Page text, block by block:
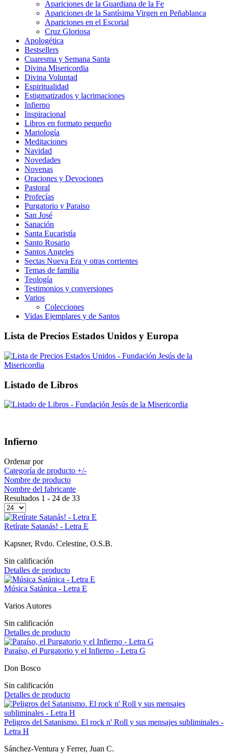
Apariciones de la Guardiana de la Fe
Apariciones de la Santísima Virgen en Peñablanca
Apariciones en el Escorial
Cruz Gloriosa
Apologética
Bestsellers
Cuaresma y Semana Santa
Divina Misericordia
Divina Voluntad
Espiritualidad
Estigmatizados y lacrimaciones
Infierno
Inspiracional
Libros en formato pequeño
Mariología
Meditaciones
Navidad
Novedades
Novenas
Oraciones y Devociones
Pastoral
Profecías
Purgatorio y Paraiso
San José
Sanación
Santa Eucaristía
Santo Rosario
Santos Angeles
Sectas Nueva Era y otras corrientes
Temas de familia
Teología
Testimonios y conversiones
Varios
Colecciones
Vidas Ejemplares y de Santos
Lista de Precios Estados Unidos y Europa
Listado de Libros
Infierno
Ordenar por
Categoría de producto +/-
Nombre de producto
Nombre del fabricante
Resultados 1 - 24 de 33
Retírate Satanás! - Letra E
Kapsner, Rvdo. Celestine, O.S.B.
Sin calificación
Detalles de producto
Música Satánica - Letra E
Varios Autores
Sin calificación
Detalles de producto
Paraíso, el Purgatorio y el Infierno - Letra G
Don Bosco
Sin calificación
Detalles de producto
Peligros del Satanismo. El rock n' Roll y sus mensajes subliminales -
Letra H
Sánchez-Ventura y Ferrer, Juan C.